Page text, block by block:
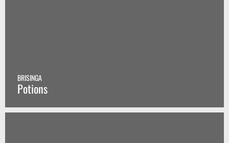
BRISINGA
Potions